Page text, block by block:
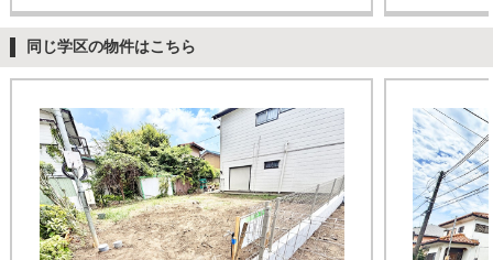
同じ学区の物件はこちら